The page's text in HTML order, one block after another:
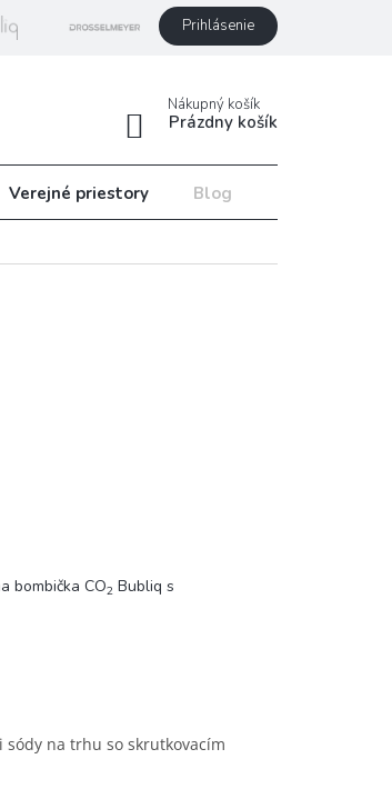
Prihlásenie
Nákupný košík
Prázdny košík
Verejné priestory Blog
bombička CO2 Bubliq s
na trhu so skrutkovacím